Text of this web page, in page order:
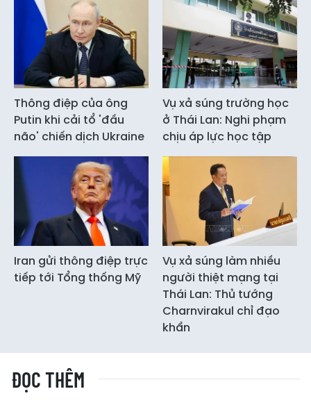
Thông điệp của ông
Putin khi cải tổ 'đầu
não' chiến dịch Ukraine
Vụ xả súng trường học
ở Thái Lan: Nghi phạm
chịu áp lực học tập
Iran gửi thông điệp trực
tiếp tới Tổng thống Mỹ
Vụ xả súng làm nhiều
người thiệt mạng tại
Thái Lan: Thủ tướng
Charnvirakul chỉ đạo
khẩn
ĐỌC THÊM